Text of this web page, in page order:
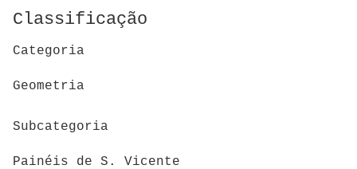
Classificação
Categoria
Geometria
Subcategoria
Painéis de S. Vicente